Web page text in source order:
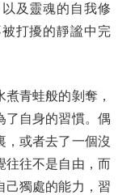
及靈魂的自我修
打擾的靜謐中完
青蛙般的剝奪，
了自身的習慣。偶
，或者去了一個沒
往往不是自由，而
己獨處的能力，習